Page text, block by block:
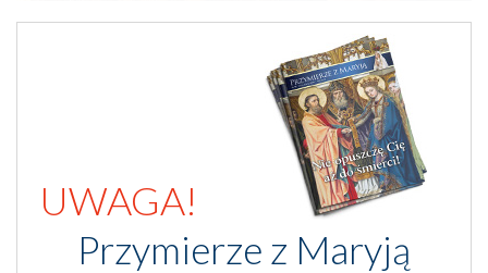
UWAGA!
Przymierze z Maryją